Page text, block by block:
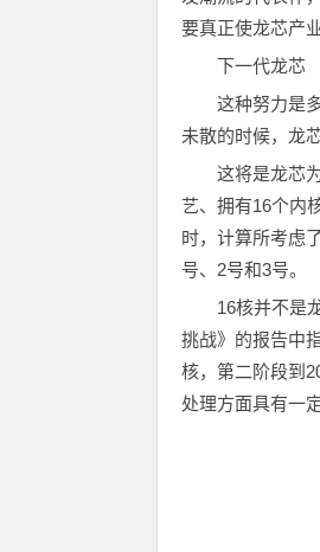
要真正使龙芯产
下一代龙芯
这种努力是
未散的时候，龙
这将是龙芯
艺、拥有16个内
时，计算所考虑
号、2号和3号。
16核并不是
挑战》的报告中
核，第二阶段到
处理方面具有一